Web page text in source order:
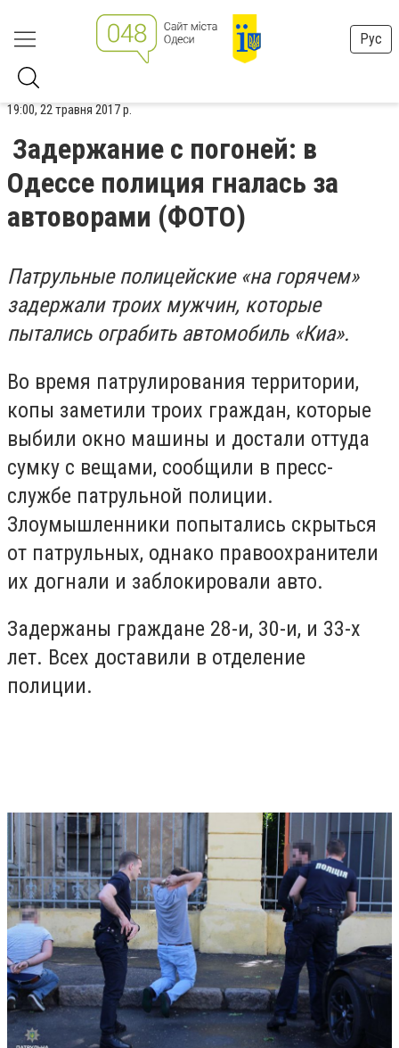
Рус
19:00, 22 травня 2017 р.
Задержание с погоней: в
Одессе полиция гналась за
автоворами (ФОТО)
Патрульные полицейские «на горячем»
задержали троих мужчин, которые
пытались ограбить автомобиль «Киа».
Во время патрулирования территории,
копы заметили троих граждан, которые
выбили окно машины и достали оттуда
сумку с вещами, сообщили в пресс-
службе патрульной полиции.
Злоумышленники попытались скрыться
от патрульных, однако правоохранители
их догнали и заблокировали авто.
Задержаны граждане 28-и, 30-и, и 33-х
лет. Всех доставили в отделение
полиции.